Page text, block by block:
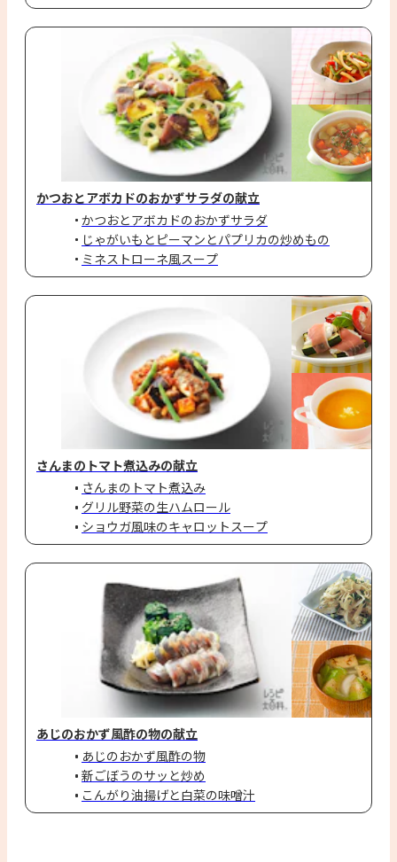
かつおとアボカドのおかずサラダの献立
かつおとアボカドのおかずサラダ
じゃがいもとピーマンとパプリカの炒めもの
ミネストローネ風スープ
さんまのトマト煮込みの献立
さんまのトマト煮込み
グリル野菜の生ハムロール
ショウガ風味のキャロットスープ
あじのおかず風酢の物の献立
あじのおかず風酢の物
新ごぼうのサッと炒め
こんがり油揚げと白菜の味噌汁